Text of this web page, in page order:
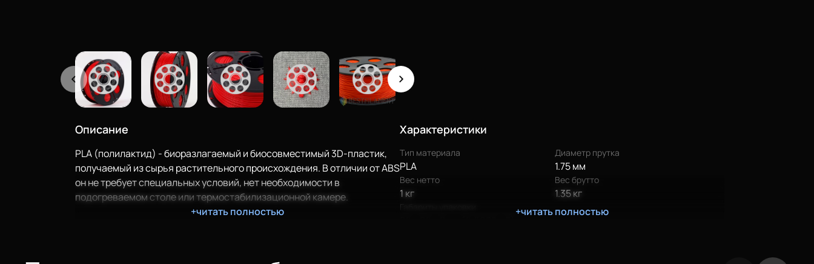
Описание
PLA (полилактид) - биоразлагаемый и биосовместимый 3D-пластик,
получаемый из сырья растительного происхождения. В отличии от ABS
он не требует специальных условий, нет необходимости в
подогреваемом столе или термостабилизационной камере.
+читать полностью
Характеристики
Тип материала
PLA
Диаметр прутка
1.75 мм
Вес нетто
1 кг
Вес брутто
1.35 кг
Габариты упаковки +читать полностью